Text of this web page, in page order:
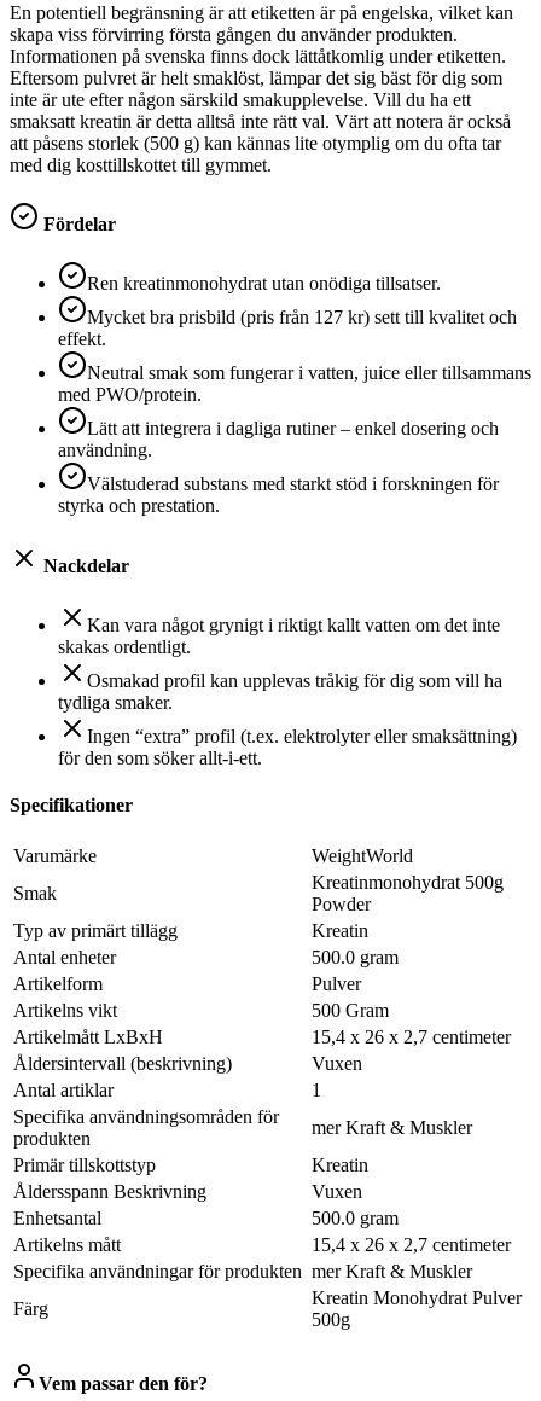
En potentiell begränsning är att etiketten är på engelska, vilket kan
skapa viss förvirring första gången du använder produkten.
Informationen på svenska finns dock lättåtkomlig under etiketten.
Eftersom pulvret är helt smaklöst, lämpar det sig bäst för dig som
inte är ute efter någon särskild smakupplevelse. Vill du ha ett
smaksatt kreatin är detta alltså inte rätt val. Värt att notera är också
att påsens storlek (500 g) kan kännas lite otymplig om du ofta tar
med dig kosttillskottet till gymmet.
Fördelar
Ren kreatinmonohydrat utan onödiga tillsatser.
Mycket bra prisbild (pris från 127 kr) sett till kvalitet och
effekt.
Neutral smak som fungerar i vatten, juice eller tillsammans
med PWO/protein.
Lätt att integrera i dagliga rutiner – enkel dosering och
användning.
Välstuderad substans med starkt stöd i forskningen för
styrka och prestation.
Nackdelar
Kan vara något grynigt i riktigt kallt vatten om det inte
skakas ordentligt.
Osmakad profil kan upplevas tråkig för dig som vill ha
tydliga smaker.
Ingen “extra” profil (t.ex. elektrolyter eller smaksättning)
för den som söker allt-i-ett.
Specifikationer
Varumärke
WeightWorld
Smak
Kreatinmonohydrat 500g
Powder
Typ av primärt tillägg
Kreatin
Antal enheter
500.0 gram
Artikelform
Pulver
Artikelns vikt
500 Gram
Artikelmått LxBxH
15,4 x 26 x 2,7 centimeter
Åldersintervall (beskrivning)
Vuxen
Antal artiklar
1
Specifika användningsområden för
produkten
mer Kraft & Muskler
Primär tillskottstyp
Kreatin
Åldersspann Beskrivning
Vuxen
Enhetsantal
500.0 gram
Artikelns mått
15,4 x 26 x 2,7 centimeter
Specifika användningar för produkten mer Kraft & Muskler
Färg
Kreatin Monohydrat Pulver
500g
Vem passar den för?